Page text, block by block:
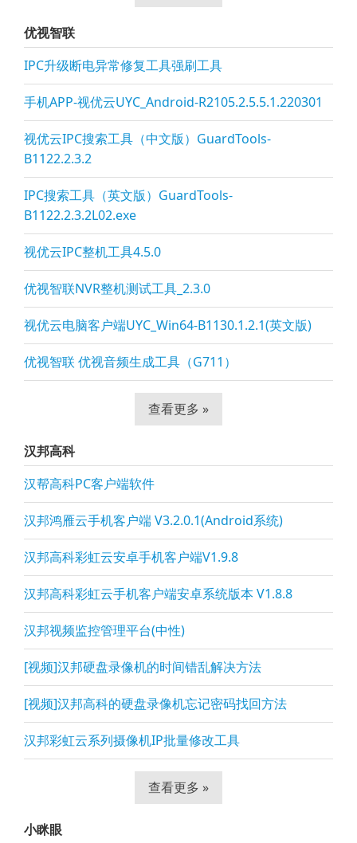
优视智联
IPC升级断电异常修复工具强刷工具
手机APP-视优云UYC_Android-R2105.2.5.5.1.220301
视优云IPC搜索工具（中文版）GuardTools-
B1122.2.3.2
IPC搜索工具（英文版）GuardTools-
B1122.2.3.2L02.exe
视优云IPC整机工具4.5.0
优视智联NVR整机测试工具_2.3.0
视优云电脑客户端UYC_Win64-B1130.1.2.1(英文版)
优视智联 优视音频生成工具（G711）
查看更多 »
汉邦高科
汉帮高科PC客户端软件
汉邦鸿雁云手机客户端 V3.2.0.1(Android系统)
汉邦高科彩虹云安卓手机客户端V1.9.8
汉邦高科彩虹云手机客户端安卓系统版本 V1.8.8
汉邦视频监控管理平台(中性)
[视频]汉邦硬盘录像机的时间错乱解决方法
[视频]汉邦高科的硬盘录像机忘记密码找回方法
汉邦彩虹云系列摄像机IP批量修改工具
查看更多 »
小眯眼